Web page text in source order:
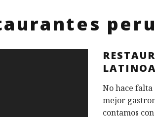
No hace
mejor
contamos